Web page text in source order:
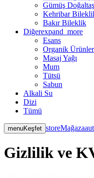
Gümüş
Kehribar
Bakır Bileklik
Diğerexpand_more
Esans
Organik Ürünler
Masaj Yağı
Mum
Tütsü
Sabun
Alkali Su
Dizi
Tümü
menuKeşfet storeMağaza
Gizlilik ve